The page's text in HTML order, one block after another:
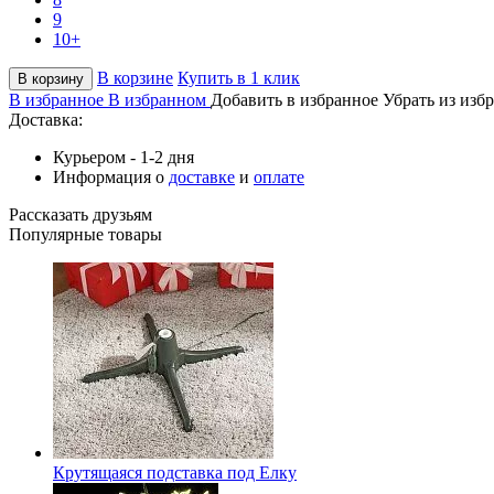
9
10+
В корзину В корзине Купить в 1 клик
В избранное В избранном Добавить в избранное Убрать из
Доставка:
Курьером - 1-2 дня
Информация о доставке и оплате
Рассказать друзьям
Популярные товары
Крутящаяся подставка под Елку